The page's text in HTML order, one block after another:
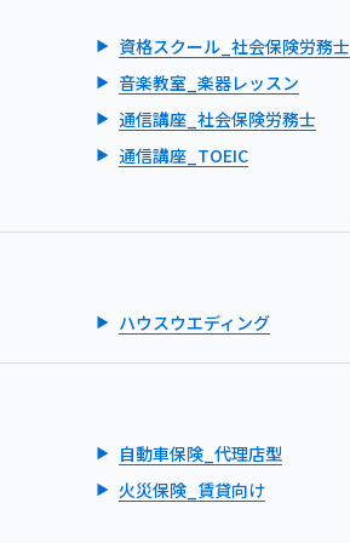
資格スクール_社会保険労務士
音楽教室_楽器レッスン
通信講座_社会保険労務士
通信講座_TOEIC
ハウスウエディング
自動車保険_代理店型
火災保険_賃貸向け